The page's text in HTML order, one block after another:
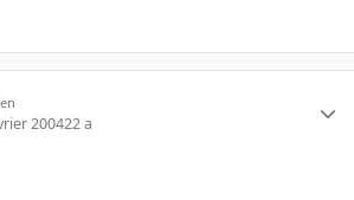
200422 a